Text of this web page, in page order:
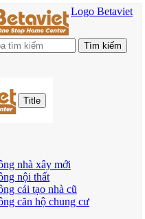
Logo Betaviet
Title
nhà xây mới
nội thất
cải tạo nhà cũ
căn hộ chung cư